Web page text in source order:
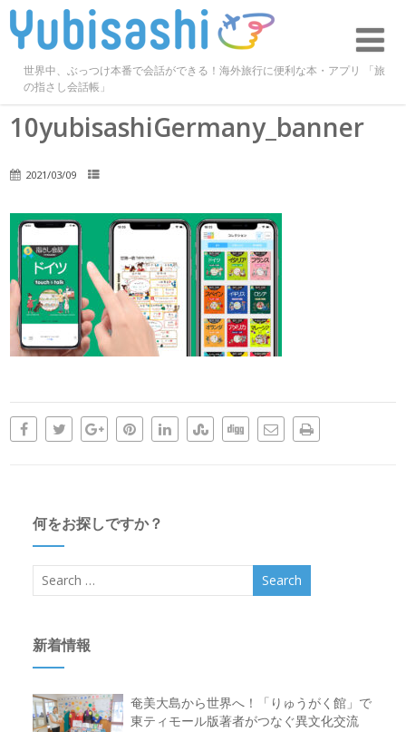
世界中、ぶっつけ本番で会話ができる！海外旅行に便利な本・アプリ 「旅
の指さし会話帳」
10yubisashiGermany_banner
2021/03/09
何をお探しですか？
新着情報
奄美大島から世界へ！「りゅうがく館」で
東ティモール版著者がつなぐ異文化交流